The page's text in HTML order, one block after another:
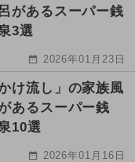
があるスーパー銭
3選
2026年01月23日
け流し」の家族風
あるスーパー銭
10選
2026年01月16日